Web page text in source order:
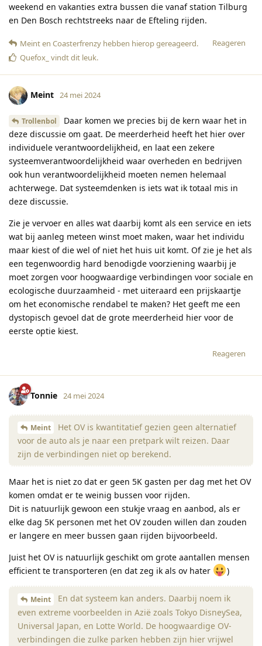
weekend en vakanties extra bussen die vanaf station Tilburg
en Den Bosch rechtstreeks naar de Efteling rijden.
Reageren
Meinten Coasterfrenzy hebben hierop gereageerd.
Quefox_ vindt dit leuk.
Meint 24 mei 2024
Trollenbol
Daar komen we precies bij de kern waar het in
deze discussie om gaat. De meerderheid heeft het hier over
individuele verantwoordelijkheid, en laat een zekere
systeemverantwoordelijkheid waar overheden en bedrijven
ook hun verantwoordelijkheid moeten nemen helemaal
achterwege. Dat systeemdenken is iets wat ik totaal mis in
deze discussie.
Zie je vervoer en alles wat daarbij komt als een service en iets
wat bij aanleg meteen winst moet maken, waar het individu
maar kiest of die wel of niet het huis uit komt. Of zie je het als
een tegenwoordig hard benodigde voorziening waarbij je
moet zorgen voor hoogwaardige verbindingen voor sociale en
ecologische duurzaamheid - met uiteraard een prijskaartje
om het economische rendabel te maken? Het geeft me een
dystopisch gevoel dat de grote meerderheid hier voor de
eerste optie kiest.
Reageren
Tonnie 24 mei 2024
Meint
Het OV is kwantitatief gezien geen alternatief
voor de auto als je naar een pretpark wilt reizen. Daar
zijn de verbindingen niet op berekend.
Maar het is niet zo dat er geen 5K gasten per dag met het OV
komen omdat er te weinig bussen voor rijden.
Dit is natuurlijk gewoon een stukje vraag en aanbod, als er
elke dag 5K personen met het OV zouden willen dan zouden
er langere en meer bussen gaan rijden bijvoorbeeld.
Juist het OV is natuurlijk geschikt om grote aantallen mensen
efficient te transporteren (en dat zeg ik als ov hater
)
Meint
En dat systeem kan anders. Daarbij noem ik
even extreme voorbeelden in Azië zoals Tokyo DisneySea,
Universal Japan, en Lotte World. De hoogwaardige OV-
verbindingen die zulke parken hebben zijn hier vrijwel